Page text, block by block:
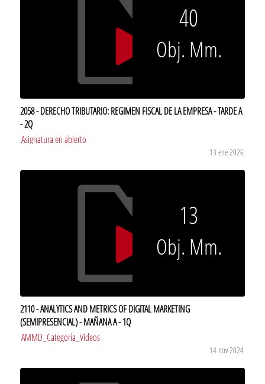
40
Obj. Mm.
2058 - DERECHO TRIBUTARIO: REGIMEN FISCAL DE LA EMPRESA - TARDE A
- 2Q
Asignatura en abierto
13 ene 2026
13
Obj. Mm.
2110 - ANALYTICS AND METRICS OF DIGITAL MARKETING
(SEMIPRESENCIAL) - MAÑANA A - 1Q
AMMD_Categoría_Videos
14 nov 2024